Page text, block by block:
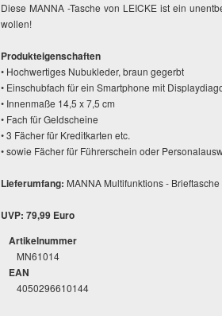
Diese MANNA -Tasche von LEICKE ist ein
wollen!
Produkteigenschaften
• Hochwertiges Nubukleder, braun gegerbt
• Einschubfach für ein Smartphone mit
• Innenmaße 14,5 x 7,5 cm
• Fach für Geldscheine
• 3 Fächer für Kreditkarten etc.
• sowie Fächer für Führerschein oder
Lieferumfang: MANNA Multifunktions -
UVP: 79,99 Euro
Artikelnummer
MN61014
EAN
4050296610144